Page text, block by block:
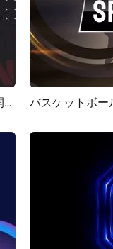
ブラックレッドグリッチサウンドエフェクト近日公開ゲームライブストリーム バスケットボー